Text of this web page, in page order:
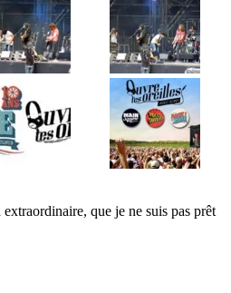
que je ne suis pas prêt